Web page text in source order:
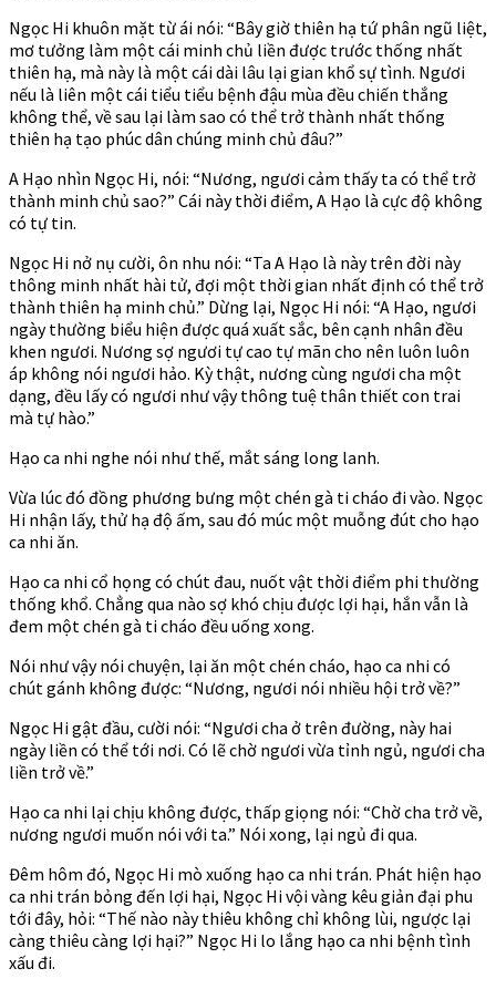
Ngọc Hi khuôn mặt từ ái nói: “Bây giờ thiên hạ tứ phân ngũ liệt,
mơ tưởng làm một cái minh chủ liền được trước thống nhất
thiên hạ, mà này là một cái dài lâu lại gian khổ sự tình. Ngươi
nếu là liên một cái tiểu tiểu bệnh đậu mùa đều chiến thắng
không thể, về sau lại làm sao có thể trở thành nhất thống
thiên hạ tạo phúc dân chúng minh chủ đâu?”
A Hạo nhìn Ngọc Hi, nói: “Nương, ngươi cảm thấy ta có thể trở
thành minh chủ sao?” Cái này thời điểm, A Hạo là cực độ không
có tự tin.
Ngọc Hi nở nụ cười, ôn nhu nói: “Ta A Hạo là này trên đời này
thông minh nhất hài tử, đợi một thời gian nhất định có thể trở
thành thiên hạ minh chủ.” Dừng lại, Ngọc Hi nói: “A Hạo, ngươi
ngày thường biểu hiện được quá xuất sắc, bên cạnh nhân đều
khen ngươi. Nương sợ ngươi tự cao tự mãn cho nên luôn luôn
áp không nói ngươi hảo. Kỳ thật, nương cùng ngươi cha một
dạng, đều lấy có ngươi như vậy thông tuệ thân thiết con trai
mà tự hào.”
Hạo ca nhi nghe nói như thế, mắt sáng long lanh.
Vừa lúc đó đồng phương bưng một chén gà ti cháo đi vào. Ngọc
Hi nhận lấy, thử hạ độ ấm, sau đó múc một muỗng đút cho hạo
ca nhi ăn.
Hạo ca nhi cổ họng có chút đau, nuốt vật thời điểm phi thường
thống khổ. Chẳng qua nào sợ khó chịu được lợi hại, hắn vẫn là
đem một chén gà ti cháo đều uống xong.
Nói như vậy nói chuyện, lại ăn một chén cháo, hạo ca nhi có
chút gánh không được: “Nương, ngươi nói nhiều hội trở về?”
Ngọc Hi gật đầu, cười nói: “Ngươi cha ở trên đường, này hai
ngày liền có thể tới nơi. Có lẽ chờ ngươi vừa tỉnh ngủ, ngươi cha
liền trở về.”
Hạo ca nhi lại chịu không được, thấp giọng nói: “Chờ cha trở về,
nương ngươi muốn nói với ta.” Nói xong, lại ngủ đi qua.
Đêm hôm đó, Ngọc Hi mò xuống hạo ca nhi trán. Phát hiện hạo
ca nhi trán bỏng đến lợi hại, Ngọc Hi vội vàng kêu giản đại phu
tới đây, hỏi: “Thế nào này thiêu không chỉ không lùi, ngược lại
càng thiêu càng lợi hại?” Ngọc Hi lo lắng hạo ca nhi bệnh tình
xấu đi.